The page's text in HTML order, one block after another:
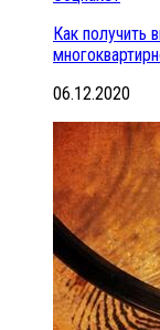
Как получить
06.12.2020